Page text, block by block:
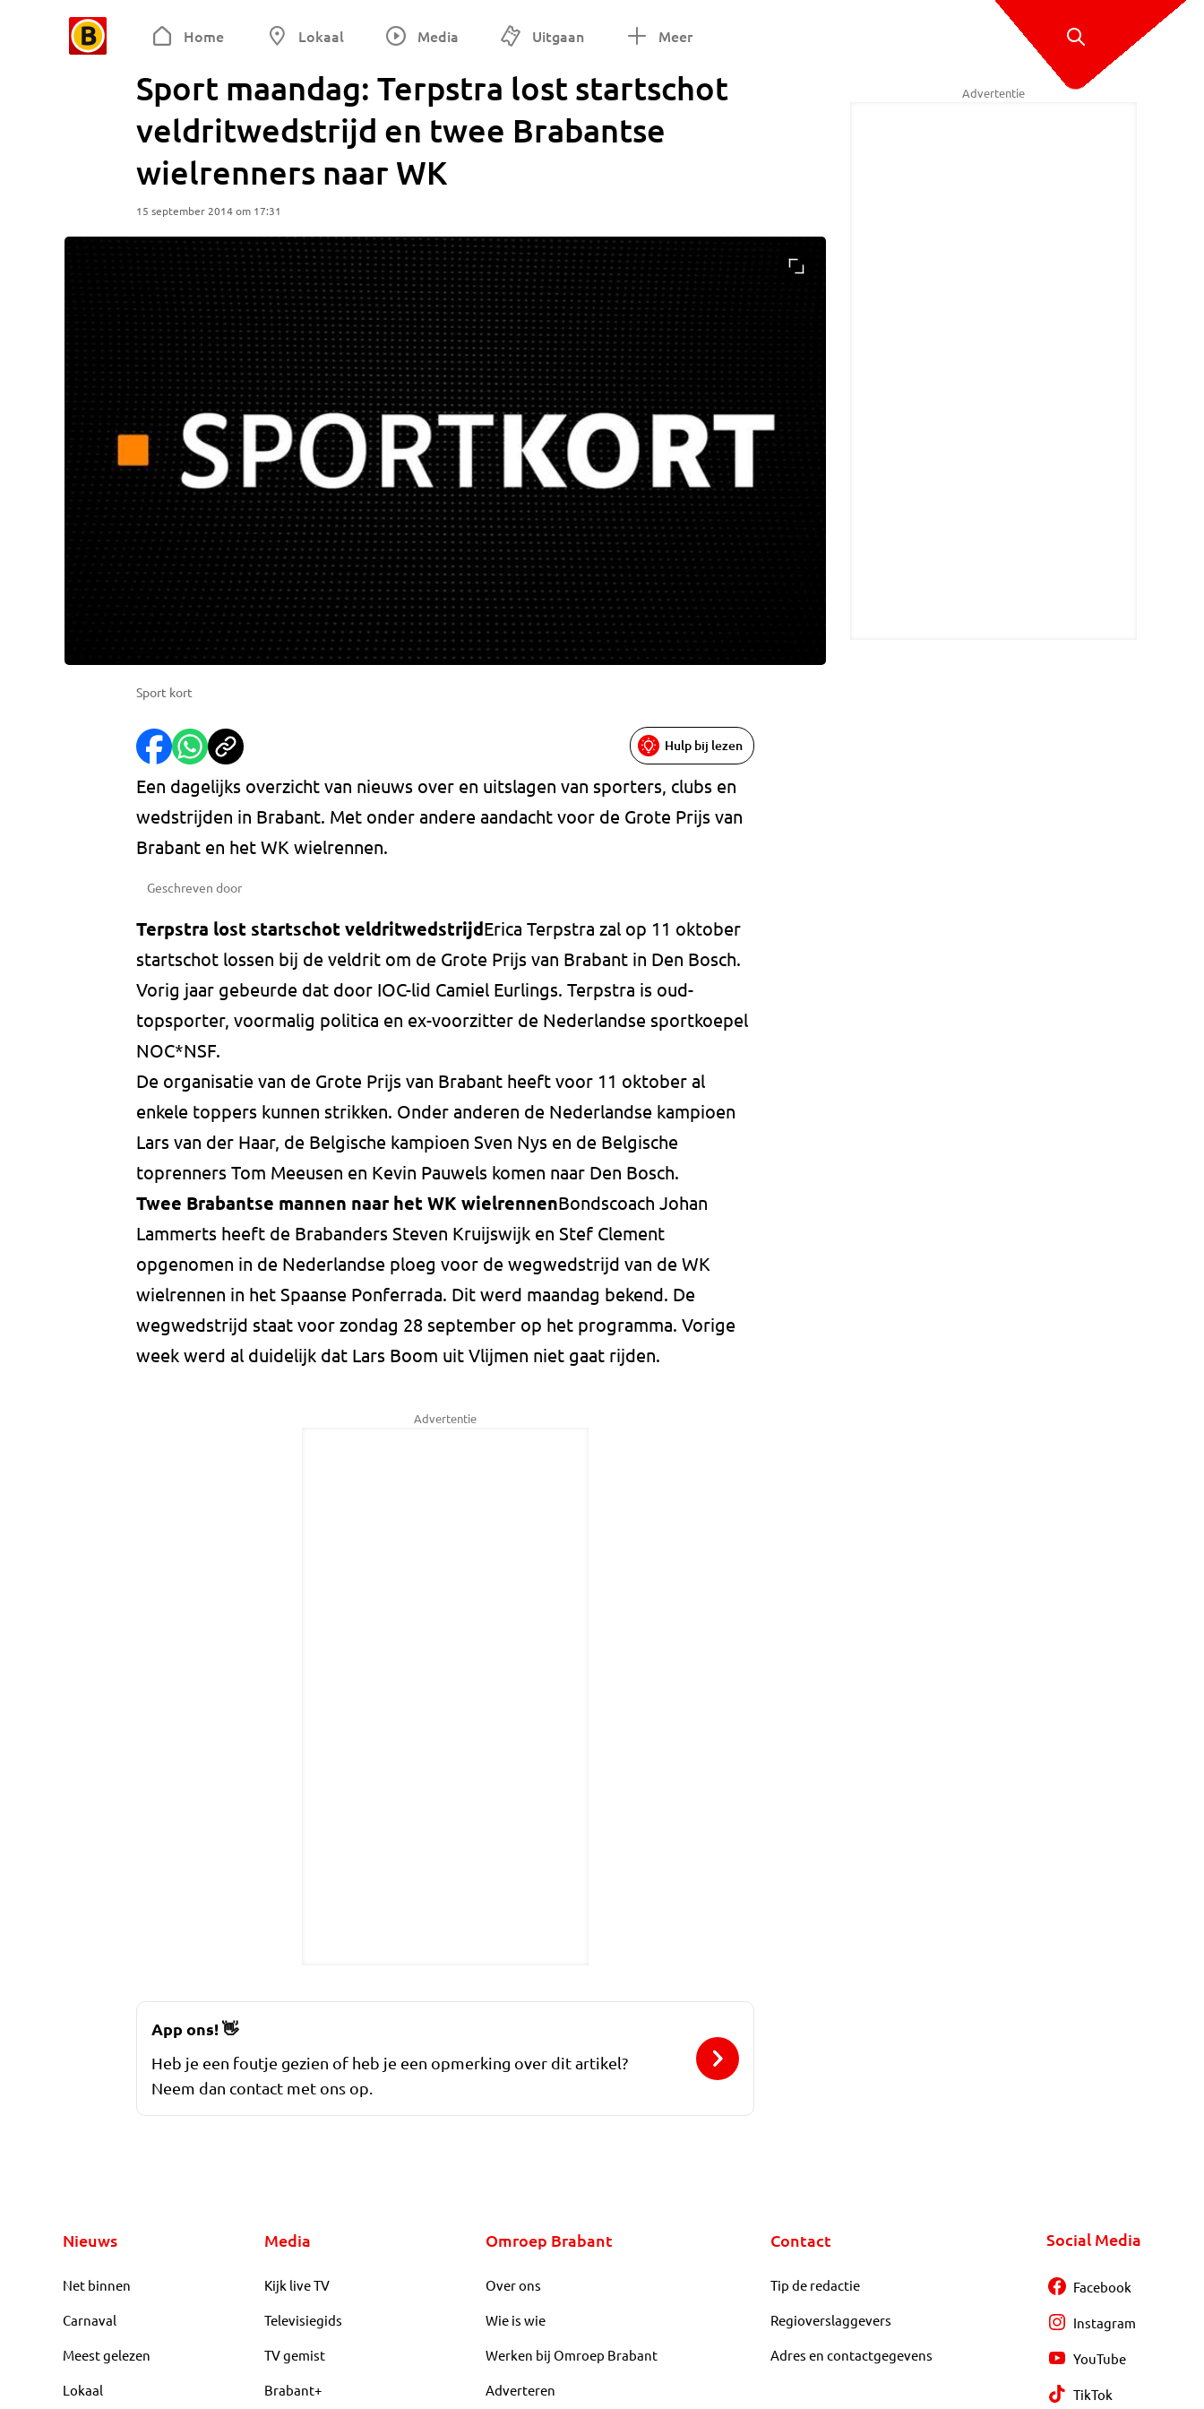
Home Lokaal Media Uitgaan Meer
Sport maandag: Terpstra lost startschot
veldritwedstrijd en twee Brabantse
wielrenners naar WK
15 september 2014 om 17:31
Sport kort
Hulp bij lezen
Een dagelijks overzicht van nieuws over en uitslagen van sporters, clubs en
wedstrijden in Brabant. Met onder andere aandacht voor de Grote Prijs van
Brabant en het WK wielrennen.
Geschreven door
Terpstra lost startschot veldritwedstrijdErica Terpstra zal op 11 oktober
startschot lossen bij de veldrit om de Grote Prijs van Brabant in Den Bosch.
Vorig jaar gebeurde dat door IOC-lid Camiel Eurlings. Terpstra is oud-
topsporter, voormalig politica en ex-voorzitter de Nederlandse sportkoepel
NOC*NSF.
De organisatie van de Grote Prijs van Brabant heeft voor 11 oktober al
enkele toppers kunnen strikken. Onder anderen de Nederlandse kampioen
Lars van der Haar, de Belgische kampioen Sven Nys en de Belgische
toprenners Tom Meeusen en Kevin Pauwels komen naar Den Bosch.
Twee Brabantse mannen naar het WK wielrennenBondscoach Johan
Lammerts heeft de Brabanders Steven Kruijswijk en Stef Clement
opgenomen in de Nederlandse ploeg voor de wegwedstrijd van de WK
wielrennen in het Spaanse Ponferrada. Dit werd maandag bekend. De
wegwedstrijd staat voor zondag 28 september op het programma. Vorige
week werd al duidelijk dat Lars Boom uit Vlijmen niet gaat rijden.
Advertentie
Advertentie
App ons!👋
Heb je een foutje gezien of heb je een opmerking over dit artikel?
Neem dan contact met ons op.
Nieuws
Net binnen
Carnaval
Meest gelezen
Lokaal
Media
Kijk live TV
Televisiegids
TV gemist
Brabant+
Omroep Brabant
Over ons
Wie is wie
Werken bij Omroep Brabant
Adverteren
Contact
Tip de redactie
Regioverslaggevers
Adres en contactgegevens
Social Media
Facebook
Instagram
YouTube
TikTok